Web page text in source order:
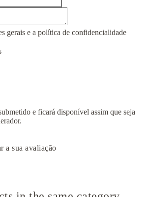
gerais e a política de confidencialidade
e ficará disponível assim que seja
a sua avaliação